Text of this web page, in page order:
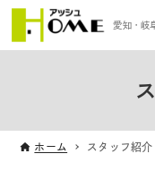
愛知・岐
ホーム スタッフ紹介